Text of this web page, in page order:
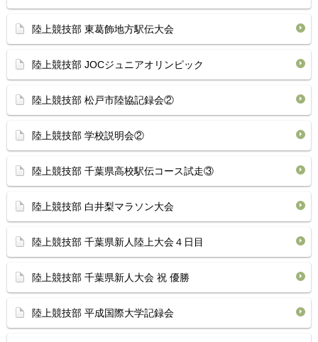
陸上競技部 東葛飾地方駅伝大会
陸上競技部 JOCジュニアオリンピック
陸上競技部 松戸市陸協記録会②
陸上競技部 学校説明会②
陸上競技部 千葉県高校駅伝コース試走③
陸上競技部 白井梨マラソン大会
陸上競技部 千葉県新人陸上大会４日目
陸上競技部 千葉県新人大会 祝 優勝
陸上競技部 平成国際大学記録会